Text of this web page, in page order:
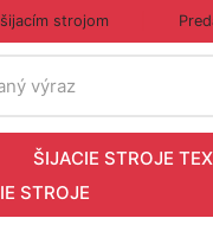
strojom
výraz
ŠIJACIE STROJE
STROJE